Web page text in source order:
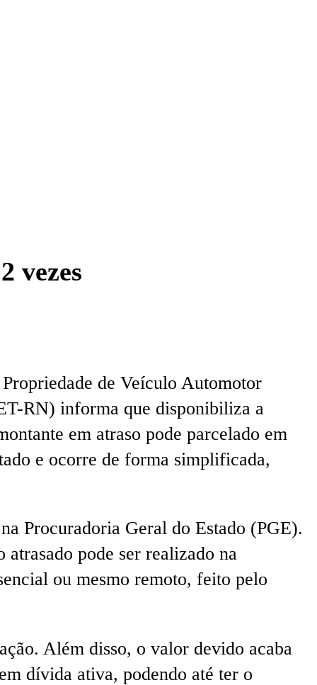
vezes
de Veículo Automotor
RN) informa que disponibiliza a
em atraso pode parcelado em
e ocorre de forma simplificada,
Procuradoria Geral do Estado (PGE).
atrasado pode ser realizado na
ou mesmo remoto, feito pelo
Além disso, o valor devido acaba
dívida ativa, podendo até ter o